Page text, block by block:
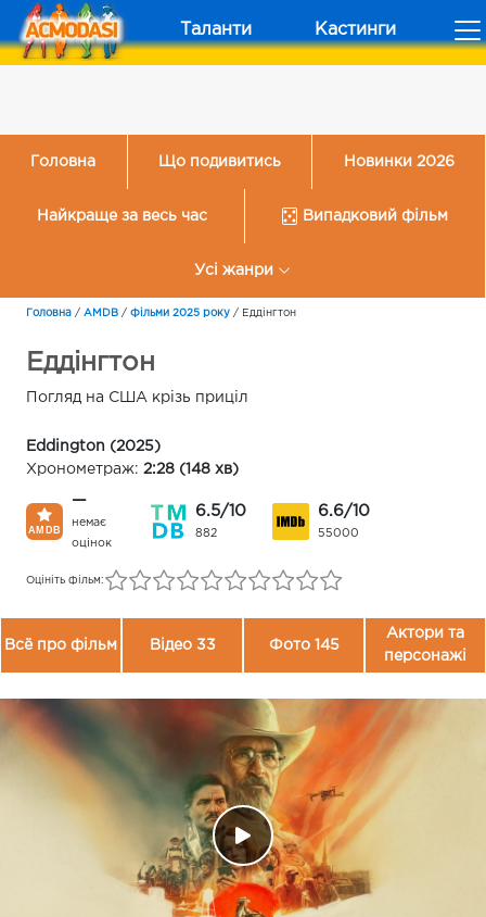
Таланти Кастинги
Головна Що подивитись Новинки 2026
Найкраще за весь час Випадковий фільм
Усі жанри
Головна / AMDB / Фільми 2025 року / Еддінгтон
Еддінгтон
Погляд на США крізь приціл
Eddington (2025)
Хронометраж: 2:28 (148 хв)
—
немає
оцінок
6.5/10
882
6.6/10
55000
Оцініть фільм:
Всё про фільм Відео 33 Фото 145
Актори та
персонажі